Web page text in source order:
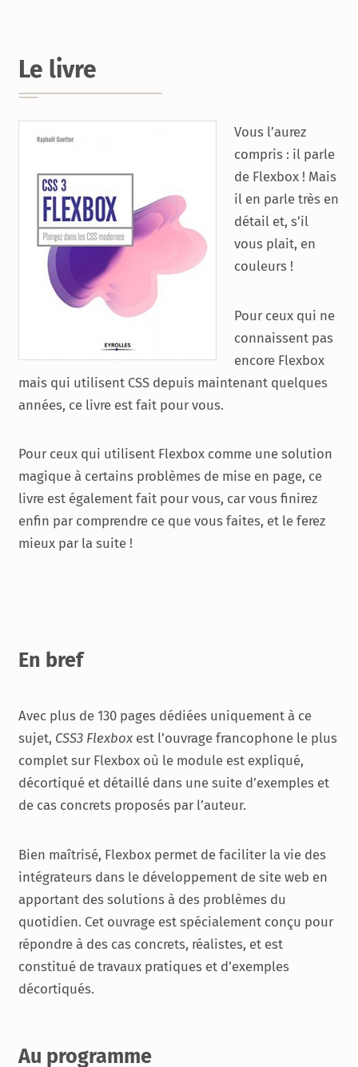
Le livre
Vous l’aurez
compris : il parle
de Flexbox ! Mais
il en parle très en
détail et, s’il
vous plait, en
couleurs !
Pour ceux qui ne
connaissent pas
encore Flexbox
mais qui utilisent CSS depuis maintenant quelques
années, ce livre est fait pour vous.
Pour ceux qui utilisent Flexbox comme une solution
magique à certains problèmes de mise en page, ce
livre est également fait pour vous, car vous finirez
enfin par comprendre ce que vous faites, et le ferez
mieux par la suite !
En bref
Avec plus de 130 pages dédiées uniquement à ce
sujet, CSS3 Flexbox est l’ouvrage francophone le plus
complet sur Flexbox où le module est expliqué,
décortiqué et détaillé dans une suite d’exemples et
de cas concrets proposés par l’auteur.
Bien maîtrisé, Flexbox permet de faciliter la vie des
intégrateurs dans le développement de site web en
apportant des solutions à des problèmes du
quotidien. Cet ouvrage est spécialement conçu pour
répondre à des cas concrets, réalistes, et est
constitué de travaux pratiques et d’exemples
décortiqués.
Au programme